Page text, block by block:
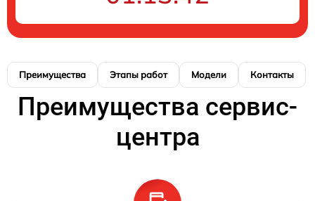
Преимущества Этапы работ Модели Контакты
Преимущества сервис-
центра